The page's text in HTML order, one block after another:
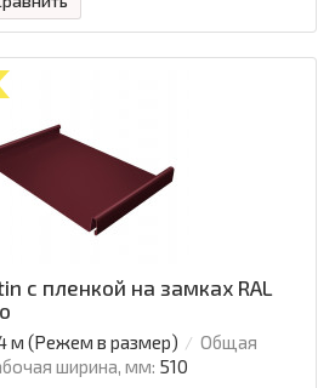
с пленкой на замках RAL
м (Режем в размер)
Общая
ширина, мм: 510